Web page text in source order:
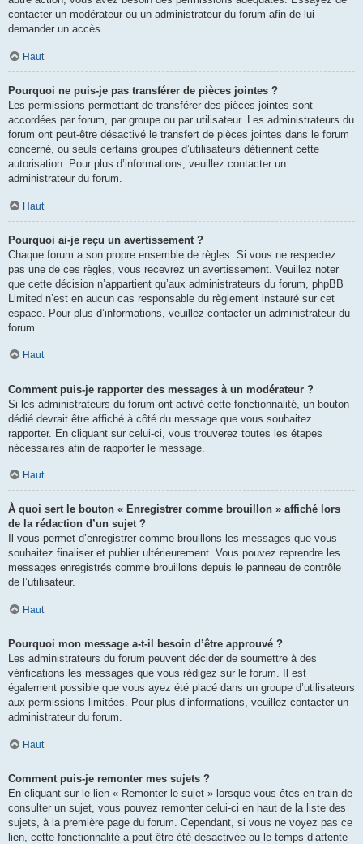
contacter un modérateur ou un administrateur du forum afin de lui
demander un accès.
Haut
Pourquoi ne puis-je pas transférer de pièces jointes ?
Les permissions permettant de transférer des pièces jointes sont
accordées par forum, par groupe ou par utilisateur. Les administrateurs du
forum ont peut-être désactivé le transfert de pièces jointes dans le forum
concerné, ou seuls certains groupes d’utilisateurs détiennent cette
autorisation. Pour plus d’informations, veuillez contacter un
administrateur du forum.
Haut
Pourquoi ai-je reçu un avertissement ?
Chaque forum a son propre ensemble de règles. Si vous ne respectez
pas une de ces règles, vous recevrez un avertissement. Veuillez noter
que cette décision n’appartient qu’aux administrateurs du forum, phpBB
Limited n’est en aucun cas responsable du règlement instauré sur cet
espace. Pour plus d’informations, veuillez contacter un administrateur du
forum.
Haut
Comment puis-je rapporter des messages à un modérateur ?
Si les administrateurs du forum ont activé cette fonctionnalité, un bouton
dédié devrait être affiché à côté du message que vous souhaitez
rapporter. En cliquant sur celui-ci, vous trouverez toutes les étapes
nécessaires afin de rapporter le message.
Haut
À quoi sert le bouton « Enregistrer comme brouillon » affiché lors
de la rédaction d’un sujet ?
Il vous permet d’enregistrer comme brouillons les messages que vous
souhaitez finaliser et publier ultérieurement. Vous pouvez reprendre les
messages enregistrés comme brouillons depuis le panneau de contrôle
de l’utilisateur.
Haut
Pourquoi mon message a-t-il besoin d’être approuvé ?
Les administrateurs du forum peuvent décider de soumettre à des
vérifications les messages que vous rédigez sur le forum. Il est
également possible que vous ayez été placé dans un groupe d’utilisateurs
aux permissions limitées. Pour plus d’informations, veuillez contacter un
administrateur du forum.
Haut
Comment puis-je remonter mes sujets ?
En cliquant sur le lien « Remonter le sujet » lorsque vous êtes en train de
consulter un sujet, vous pouvez remonter celui-ci en haut de la liste des
sujets, à la première page du forum. Cependant, si vous ne voyez pas ce
lien, cette fonctionnalité a peut-être été désactivée ou le temps d’attente